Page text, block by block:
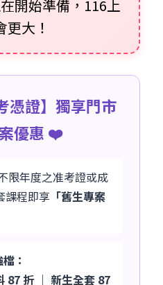
開始準備，116上
更大！
憑證】獨享門市
優惠 ❤️
限年度之准考證或成
課程即享「舊生專案
：
87 折 ｜ 新生全套 87